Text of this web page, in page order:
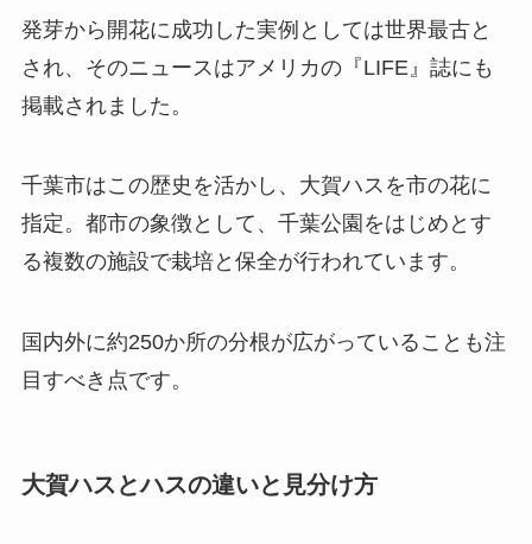
発芽から開花に成功した実例としては世界最古と
され、そのニュースはアメリカの『LIFE』誌にも
掲載されました。
千葉市はこの歴史を活かし、大賀ハスを市の花に
指定。都市の象徴として、千葉公園をはじめとす
る複数の施設で栽培と保全が行われています。
国内外に約250か所の分根が広がっていることも注
目すべき点です。
大賀ハスとハスの違いと見分け方